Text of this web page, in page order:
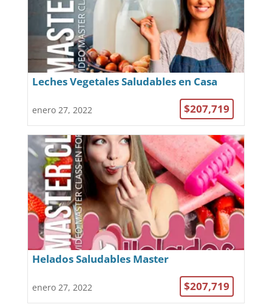
Leches Vegetales Saludables en Casa
enero 27, 2022 $207,719
Helados Saludables Master
enero 27, 2022 $207,719